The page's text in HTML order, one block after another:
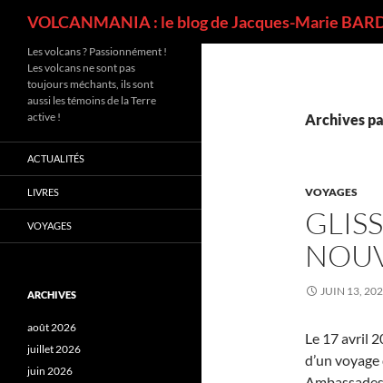
VOLCANMANIA : le blog de Jacques-Marie
Archives
VOYAGES
JUIN 13,
Le 17 avril
d’un
Les volcans ? Passionnément !
Les volcans ne sont pas
toujours méchants, ils sont
aussi les témoins de la Terre
active !
ACTUALITÉS
LIVRES
VOYAGES
ARCHIVES
août 2026
juillet 2026
juin 2026